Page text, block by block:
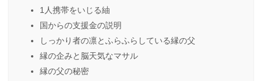
1人携帯をいじる紬
国からの支援金の説明
しっかり者の凛とふらふらしている縁の父
縁の企みと脳天気なマサル
縁の父の秘密